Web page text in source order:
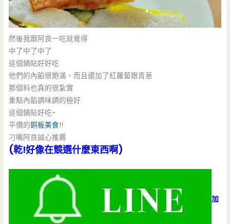
然後我跟阿良一吃就覺得
中了中了中了
這個鍋貼好好吃
他們的內餡很飽滿，而且還加了紅蘿蔔跟青蔥
那個料也真的很紮實
重點內餡調味調的極好
這個鍋貼好吃~
平價的銅板美食!!
刁嘴阿良誠心推薦
(乾!好像在競選什麼東西啊)
加